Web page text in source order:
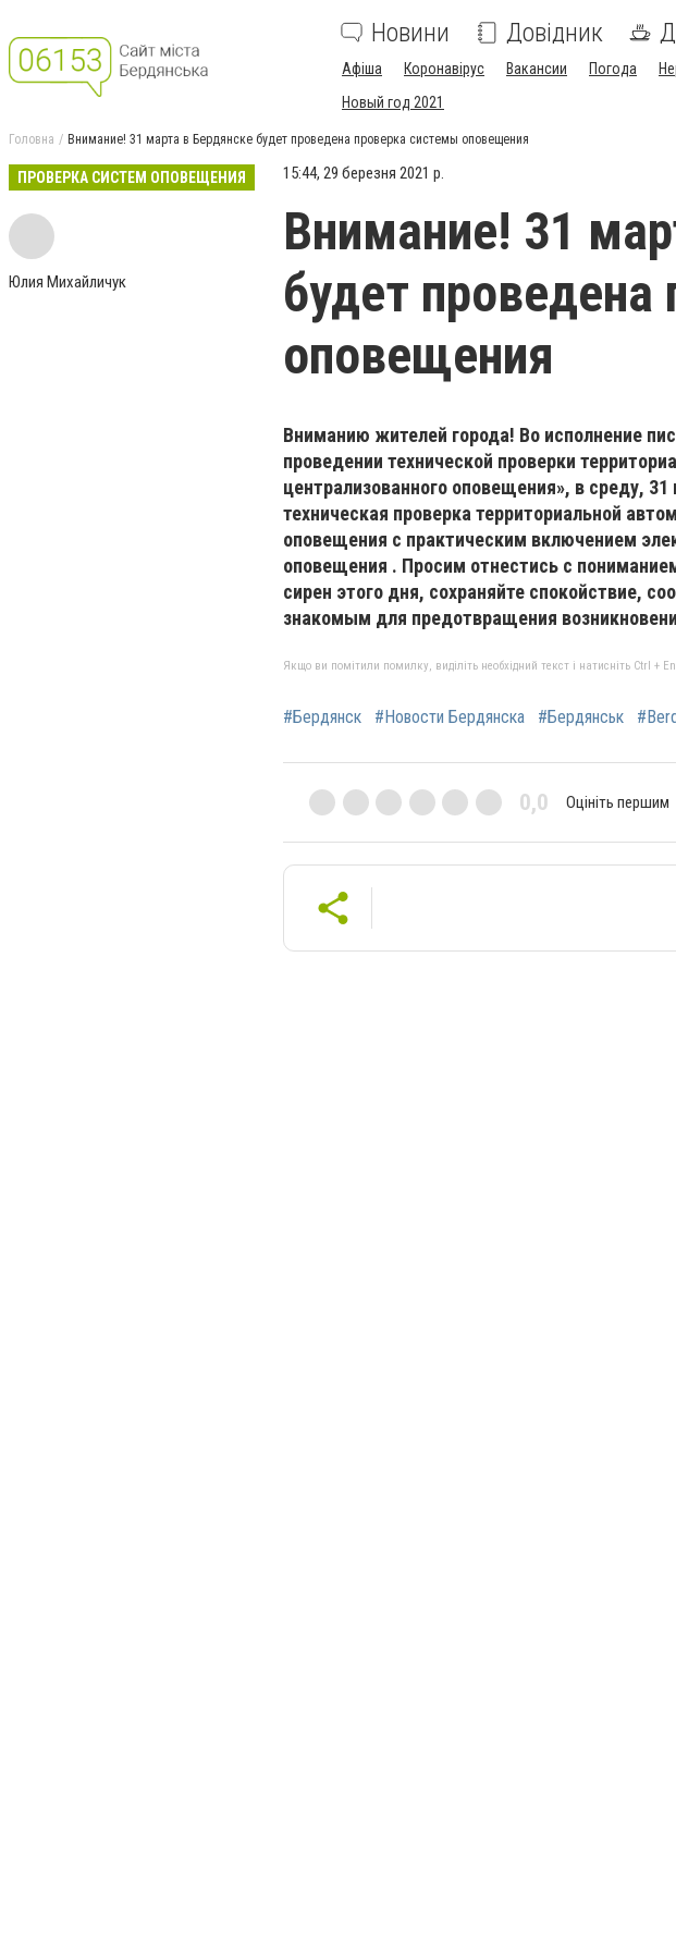
Новини Довідник
Афіша Коронавірус Вакансии Погода
Новый год 2021
Головна Внимание! 31 марта в Бердянске будет проведена проверка системы оповещения
ПРОВЕРКА СИСТЕМ ОПОВЕЩЕНИЯ
Юлия Михайличук
15:44, 29 березня 2021 р.
Внимание! 31
будет
оповещения
Вниманию жителей города! Во исполнение
проведении технической проверки
централизованного оповещения», в среду,
техническая проверка территориальной
оповещения с практическим включением
оповещения . Просим отнестись с
сирен этого дня, сохраняйте спокойствие,
знакомым для предотвращения
Якщо ви помітили помилку, виділіть необхідний текст і натисніть Ctrl +
#Бердянск #Новости Бердянска #Бердянськ
0,0 Оцініть першим